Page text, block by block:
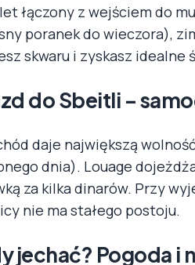
łączony z wejściem do
poranek do wieczora),
skwaru i zyskasz idealne
do Sbeitli –
daje największą
dnia). Louage
za kilka dinarów. Przy
nie ma stałego postoju.
jechać? Pogoda i